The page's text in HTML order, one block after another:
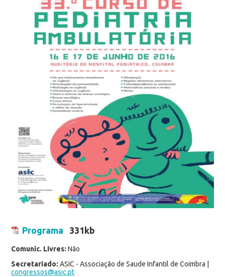
Programa 331kb
Comunic. Livres: Não
Secretariado: ASIC - Associação de Saude Infantil de Coimbra |
congressos@asic.pt